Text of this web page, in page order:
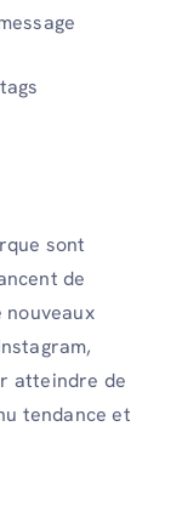
sont
de
atteindre de
tendance et